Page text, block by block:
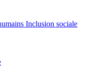
Inclusion sociale